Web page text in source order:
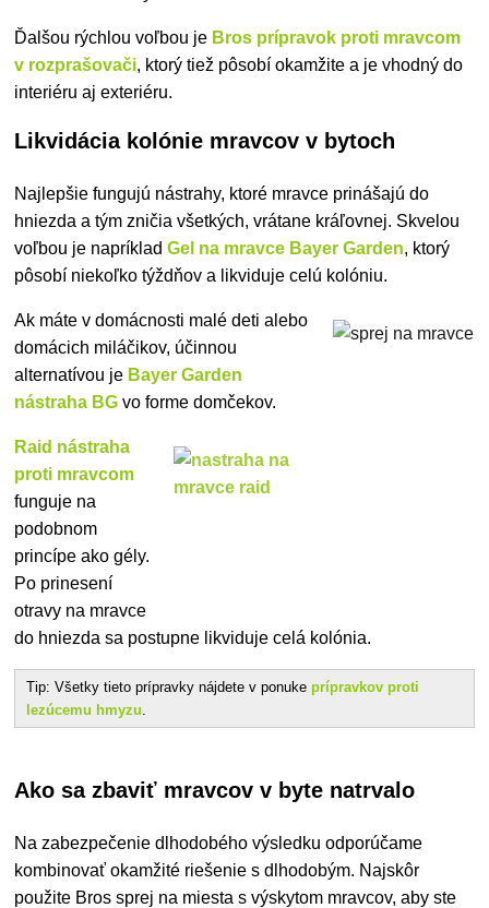
Ďalšou rýchlou voľbou je Bros prípravok proti mravcom
v rozprašovači, ktorý tiež pôsobí okamžite a je vhodný do
interiéru aj exteriéru.
Likvidácia kolónie mravcov v bytoch
Najlepšie fungujú nástrahy, ktoré mravce prinášajú do
hniezda a tým zničia všetkých, vrátane kráľovnej. Skvelou
voľbou je napríkladGel na mravce Bayer Garden, ktorý
pôsobí niekoľko týždňov a likviduje celú kolóniu.
Ak máte v domácnosti malé deti alebo
domácich miláčikov, účinnou
alternatívou je Bayer Garden
nástraha BG vo forme domčekov.
Raid nástraha
proti mravcom
funguje na
podobnom
princípe ako gély.
Po prinesení
otravy na mravce
do hniezda sa postupne likviduje celá kolónia.
Tip: Všetky tieto prípravky nájdete v ponukeprípravkov proti
lezúcemu hmyzu
Ako sa zbaviť mravcov v byte natrvalo
Na zabezpečenie dlhodobého výsledku odporúčame
kombinovať okamžité riešenie s dlhodobým. Najskôr
použite Bros sprej na miesta s výskytom mravcov, aby ste